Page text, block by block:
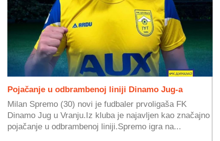
Pojačanje u odbrambenoj liniji Dinamo Jug-a
Milan Spremo (30) novi je fudbaler prvoligaša FK
Dinamo Jug u Vranju.Iz kluba je najavljen kao značajno
pojačanje u odbrambenoj liniji.Spremo igra na...